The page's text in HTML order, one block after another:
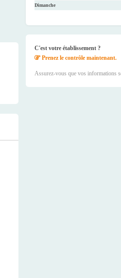
Dimanche
C'est votre établissement ?
Prenez le contrôle maintenant.
Assurez-vous que vos informations